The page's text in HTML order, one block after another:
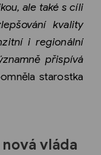
ale také s cíli
kvality
i regionální
přispívá
starostka
vláda